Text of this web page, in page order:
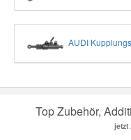
AUDI
Top Zubehör,
jetzt